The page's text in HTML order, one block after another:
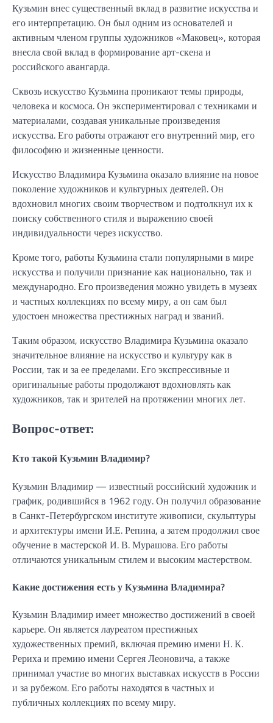
Кузьмин внес существенный вклад в развитие искусства и
его интерпретацию. Он был одним из основателей и
активным членом группы художников «Маковец», которая
внесла свой вклад в формирование арт-скена и
российского авангарда.
Сквозь искусство Кузьмина проникают темы природы,
человека и космоса. Он экспериментировал с техниками и
материалами, создавая уникальные произведения
искусства. Его работы отражают его внутренний мир, его
философию и жизненные ценности.
Искусство Владимира Кузьмина оказало влияние на новое
поколение художников и культурных деятелей. Он
вдохновил многих своим творчеством и подтолкнул их к
поиску собственного стиля и выражению своей
индивидуальности через искусство.
Кроме того, работы Кузьмина стали популярными в мире
искусства и получили признание как национально, так и
международно. Его произведения можно увидеть в музеях
и частных коллекциях по всему миру, а он сам был
удостоен множества престижных наград и званий.
Таким образом, искусство Владимира Кузьмина оказало
значительное влияние на искусство и культуру как в
России, так и за ее пределами. Его экспрессивные и
оригинальные работы продолжают вдохновлять как
художников, так и зрителей на протяжении многих лет.
Вопрос-ответ:
Кто такой Кузьмин Владимир?
Кузьмин Владимир — известный российский художник и
график, родившийся в 1962 году. Он получил образование
в Санкт-Петербургском институте живописи, скульптуры
и архитектуры имени И.Е. Репина, а затем продолжил свое
обучение в мастерской И. В. Мурашова. Его работы
отличаются уникальным стилем и высоким мастерством.
Какие достижения есть у Кузьмина Владимира?
Кузьмин Владимир имеет множество достижений в своей
карьере. Он является лауреатом престижных
художественных премий, включая премию имени Н. К.
Рериха и премию имени Сергея Леоновича, а также
принимал участие во многих выставках искусств в России
и за рубежом. Его работы находятся в частных и
публичных коллекциях по всему миру.